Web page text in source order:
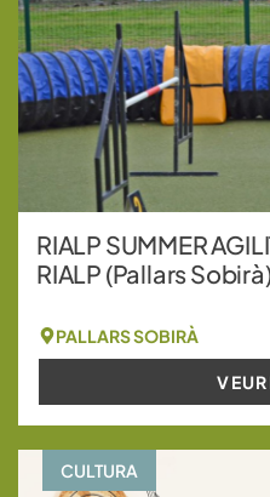
RIALP SUMMER
RIALP (Pallars
PALLARS SOBIRÀ
CULTURA